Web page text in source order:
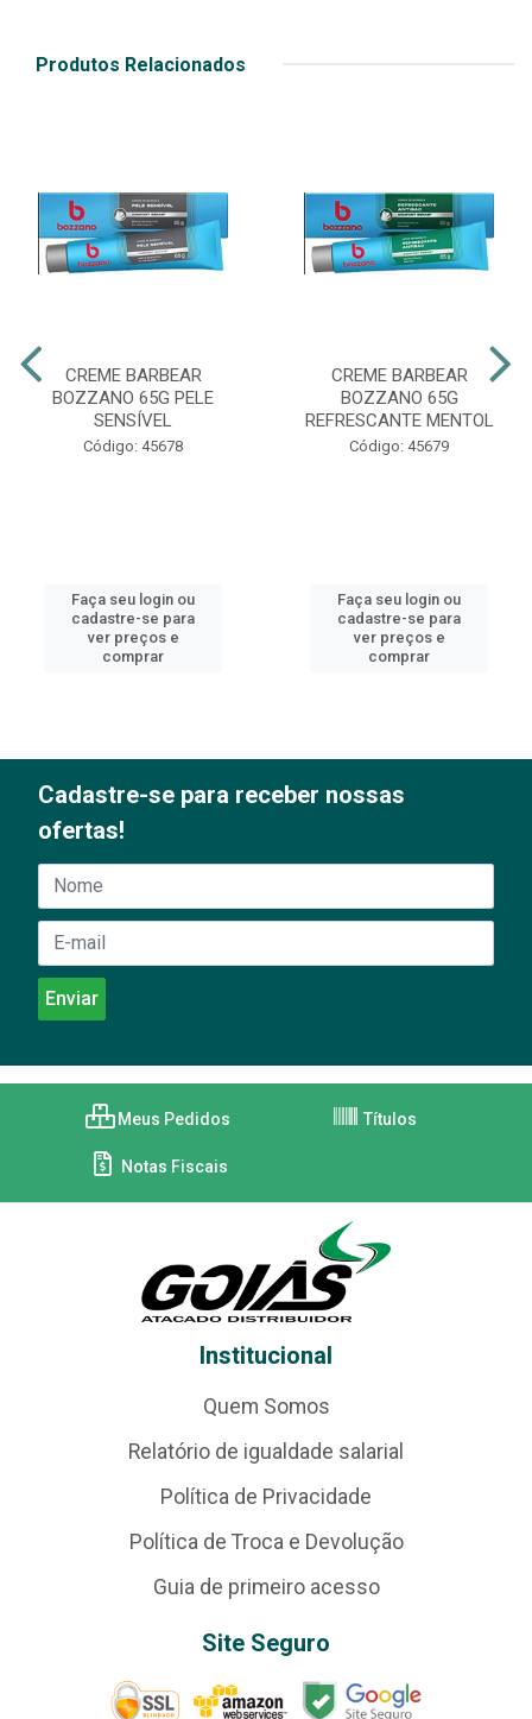
Produtos Relacionados
CREME BARBEAR
BOZZANO 65G PELE
SENSÍVEL
Código: 45678
Faça seu login ou
cadastre-se para
ver preços e
comprar
CREME BARBEAR
BOZZANO 65G
REFRESCANTE MENTOL
Código: 45679
Faça seu login ou
cadastre-se para
ver preços e
comprar
Cadastre-se para receber nossas
ofertas!
Meus Pedidos Títulos
Notas Fiscais
Institucional
Quem Somos
Relatório de igualdade salarial
Política de Privacidade
Política de Troca e Devolução
Guia de primeiro acesso
Site Seguro